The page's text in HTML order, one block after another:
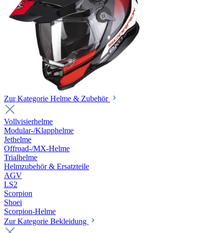
Zur Kategorie Helme & Zubehör
Vollvisierhelme
Modular-/Klapphelme
Jethelme
Offroad-/MX-Helme
Trialhelme
Helmzubehör & Ersatzteile
AGV
LS2
Scorpion
Shoei
Scorpion-Helme
Zur Kategorie Bekleidung